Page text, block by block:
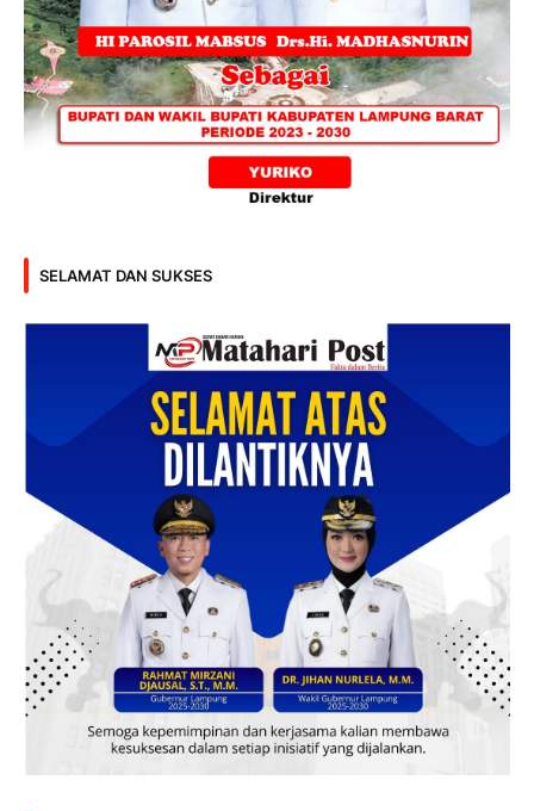
SELAMAT DAN SUKSES